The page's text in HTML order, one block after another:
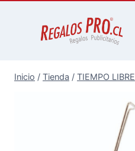
Inicio / Tienda / TIEMPO LIBRE